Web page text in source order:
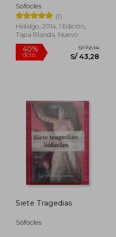
40%
dcto.
S/ 106,67
S/ 64,00
Sofocles
(1)
Hidalgo, 2014, 1 Edición,
Tapa Blanda, Nuevo
Siete Tragedias
Sófocles